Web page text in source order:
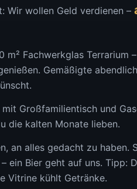
Wir wollen Geld verdienen –
m² Fachwerkglas Terrarium
Gemäßigte
mit Großfamilientisch und
die kalten Monate lieben.
an alles gedacht zu haben.
ein Bier geht auf uns. Tipp:
Vitrine kühlt Getränke.